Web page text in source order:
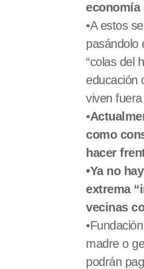
economía
•A estos
pasándolo
“colas del
educación
viven
•
como
hacer
•Ya no
extrema
vecinas
madre o
podrán